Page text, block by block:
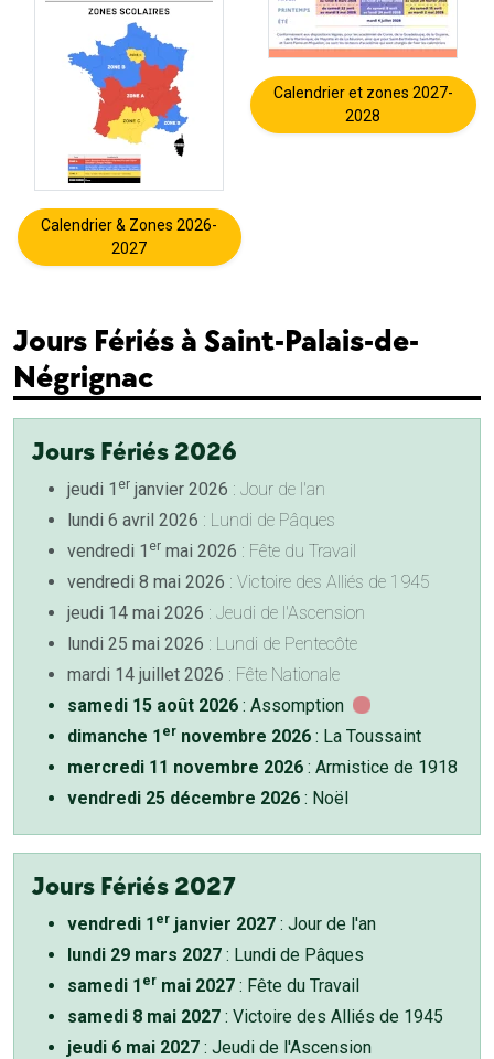
Calendrier & Zones 2026-
2027
Calendrier et zones 2027-
2028
Jours Fériés à Saint-Palais-de-
Négrignac
Jours Fériés 2026
jeudi 1 er janvier 2026 : Jour de l'an
lundi 6 avril 2026 : Lundi de Pâques
vendredi 1 er mai 2026 : Fête du Travail
vendredi 8 mai 2026 : Victoire des Alliés de 1945
jeudi 14 mai 2026 : Jeudi de l'Ascension
lundi 25 mai 2026 : Lundi de Pentecôte
mardi 14 juillet 2026 : Fête Nationale
samedi 15 août 2026 : Assomption
dimanche 1 er novembre 2026 : La Toussaint
mercredi 11 novembre 2026 : Armistice de 1918
vendredi 25 décembre 2026 : Noël
Jours Fériés 2027
vendredi 1 er janvier 2027 : Jour de l'an
lundi 29 mars 2027 : Lundi de Pâques
samedi 1 er mai 2027 : Fête du Travail
samedi 8 mai 2027 : Victoire des Alliés de 1945
jeudi 6 mai 2027 : Jeudi de l'Ascension